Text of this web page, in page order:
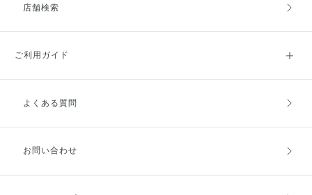
店舗検索
ご利用ガイド
ご利用ガイドトップ
お支払方法
よくある質問
お問い合わせ